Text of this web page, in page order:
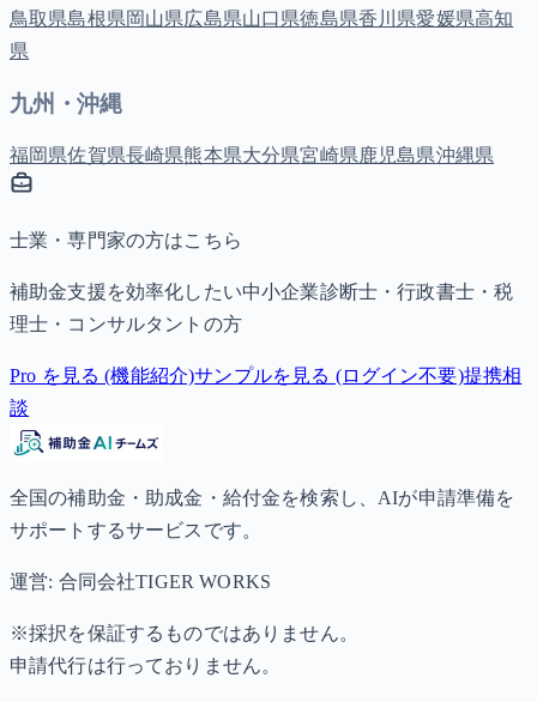
鳥取県島根県岡山県広島県山口県徳島県香川県愛媛県高知
県
九州・沖縄
福岡県佐賀県長崎県熊本県大分県宮崎県鹿児島県沖縄県
士業・専門家の方はこちら
補助金支援を効率化したい中小企業診断士・行政書士・税
理士・コンサルタントの方
Pro を見る (機能紹介)サンプルを見る (ログイン不要)提携相
談
全国の補助金・助成金・給付金を検索し、AIが申請準備を
サポートするサービスです。
運営: 合同会社TIGER WORKS
※採択を保証するものではありません。
申請代行は行っておりません。